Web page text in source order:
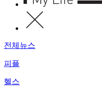
전체뉴스
피플
헬스